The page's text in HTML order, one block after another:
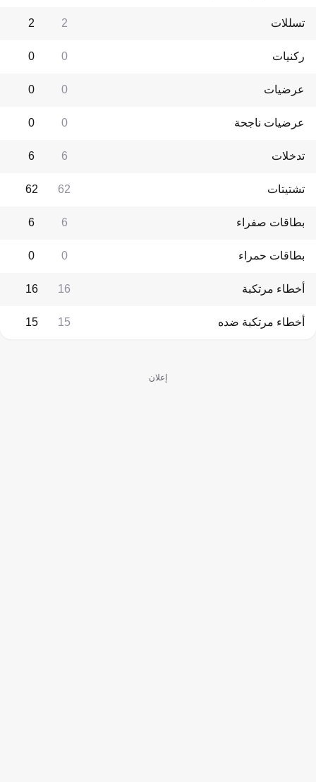
تسللات 2
2
ركنيات 0
0
عرضيات 0
0
عرضيات ناجحة 0
0
تدخلات 6
6
تشتيتات 62
62
بطاقات صفراء 6
6
بطاقات حمراء 0
0
أخطاء مرتكبة 16
16
أخطاء مرتكبة ضده 15
15
إعلان